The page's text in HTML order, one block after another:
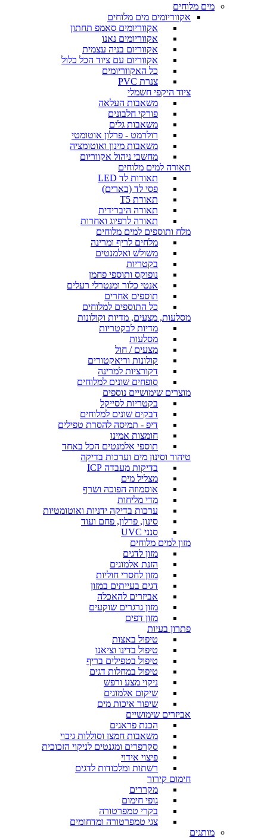
מים מלוחים
אקווריומים מים מלוחים
אקווריומים סאמפ תחתון
אקווריומים נאנו
אקווריום בניה עצמית
אקווריום עם ציוד הכל כלול
כל האקווריומים
צנרת PVC
ציוד היקפי חשמלי
משאבות העלאה
פורקי חלבונים
משאבות גלים
רולרמט - פרלון אוטומטי
משאבות מינון ואוטומציה
מחשבי ניהול אקווריום
תאורה למים מלוחים
תאורות לד LED
פסי לד (בארים)
תאורת T5
תאורה היברידית
תאורה לרפיוג ואחרות
מלח ותוספים למים מלוחים
מלחים לריף ומרינה
משולש ואלמנטים
בקטריות
נופוקס ותוספי פחמן
אנטי כלור ומנטרלי רעלים
תוספים אחרים
כל התוספים למלוחים
מסלעות, מצעים, מדיות וקולונות
מדיות לבקטריות
מסלעות
מצעים / חול
קולונות וריאקטורים
דקורציות למרינה
סופחים שונים למלוחים
מוצרים שימושיים נוספים
בקטריות לסייקל
דבקים שונים למלוחים
דיפ - תמיסה להסרת טפילים
חומצות אמינו
תוספי אלמנטים הכל באחד
טיהור וסינון מים וערכות בדיקה
בדיקות מעבדה ICP
מצליל מים
אוסמוזה הפוכה ושרף
מדי מליחות
ערכות בדיקה ידניות ואוטומטיות
סינון, פרלון, פחם ועוד
סנני UVC
מזון למים מלוחים
מזון לדגים
הזנת אלמוגים
מזון לחסרי חוליות
דגים בעייתים במזון
אביזרים להאכלה
מזון גרגרים שוקעים
מזון דפים
פתרון בעיות
טיפול באצות
טיפול בדינו וציאנו
טיפול בטפילים בריף
טיפול במחלות דגים
ניקוי מצע ורפש
שיקום אלמוגים
שיפור איכות מים
אביזרים שימושיים
הכנת פראגים
משאבות חמצן וסוללות גיבוי
סקרפרים ומגנטים לניקוי הזכוכית
פיצוי אידוי
רשתות ומלכודות לדגים
חימום קירור
מקררים
גופי חימום
בקרי טמפרטורה
צגי טמפרטורה ומדחומים
מותגים